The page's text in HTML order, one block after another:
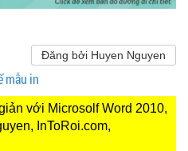
Đăng bởi Huyen Nguyen
mẫu in
với Microsolf Word 2010,
InToRoi.com,